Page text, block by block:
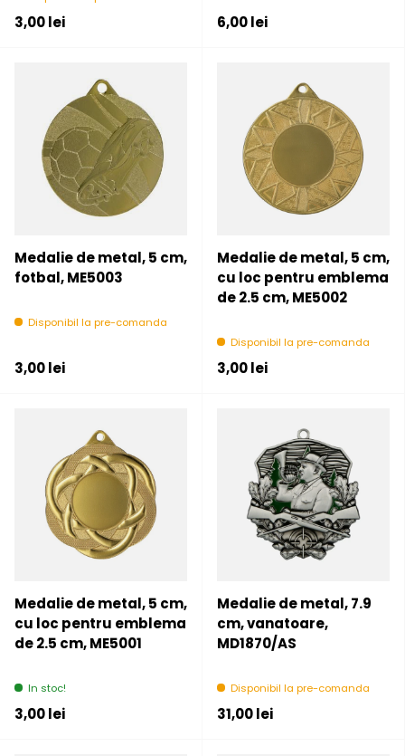
Pret initial
3,00 lei Pret initial
6,00 lei
Medalie de metal, 5 cm,
fotbal, ME5003
Disponibil la pre-comanda
Pret initial
3,00 lei
Medalie de metal, 5 cm,
cu loc pentru emblema
de 2.5 cm, ME5002
Disponibil la pre-comanda
Pret initial
3,00 lei
Medalie de metal, 5 cm,
cu loc pentru emblema
de 2.5 cm, ME5001
In stoc!
Pret initial
3,00 lei
Medalie de metal, 7.9
cm, vanatoare,
MD1870/AS
Disponibil la pre-comanda
Pret initial
31,00 lei